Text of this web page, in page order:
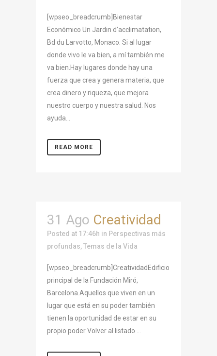
[wpseo_breadcrumb]Bienestar
Económico Un Jardin d’acclimatation,
Bd du Larvotto, Monaco. Si al lugar
donde vivo le va bien, a mí también me
va bien.Hay lugares donde hay una
fuerza que crea y genera materia, que
crea dinero y riqueza, que mejora
nuestro cuerpo y nuestra salud. Nos
ayuda...
READ MORE
31 Ago Creatividad
Posted at 17:46h in Perspectivas más
profundas,Temas de la Vida
[wpseo_breadcrumb]CreatividadEdificio
principal de la Fundación Miró,
Barcelona.Aquellos que viven en un
lugar que está en su poder también
tienen la oportunidad de estar en su
propio poder Volver al listado ...